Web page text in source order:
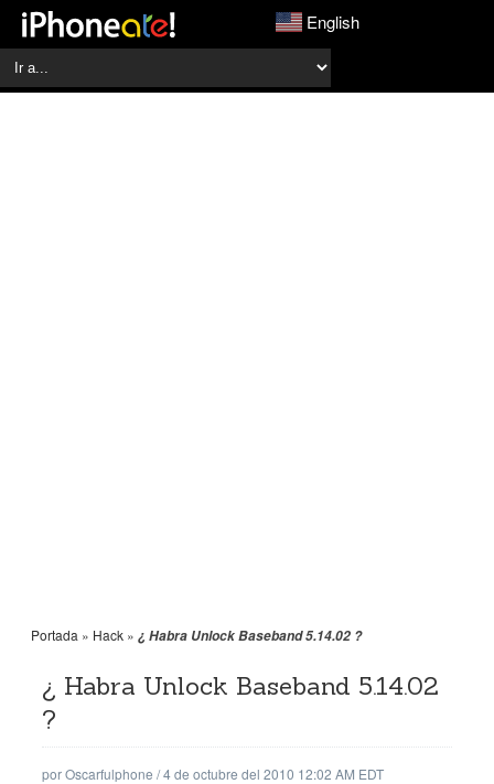
English
Portada » Hack » ¿ Habra Unlock Baseband 5.14.02 ?
¿ Habra Unlock Baseband 5.14.02
?
porOscarfulphone /4 de octubre del 2010 12:02 AM EDT